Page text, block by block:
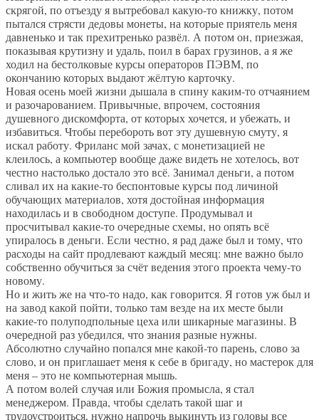
скрягой, по отъезду я вытребовал какую-то книжку, потом
пытался стрясти дедовы монеты, на которые приятель меня
давненько и так прехитренько развёл. А потом он, приезжая,
показывая крутизну и удаль, поил в барах грузинов, а я же
ходил на бестолковые курсы операторов ПЭВМ, по
окончанию которых выдают жёлтую карточку.
Новая осень моей жизни дышала в спину каким-то отчаянием
и разочарованием. Привычные, впрочем, состояния
душевного дискомфорта, от которых хочется, и убежать, и
избавиться. Чтобы перебороть вот эту душевную смуту, я
искал работу. Фриланс мой зачах, с монетизацией не
клеилось, а компьютер вообще даже видеть не хотелось, вот
честно настолько достало это всё. Занимал деньги, а потом
сливал их на какие-то беспонтовые курсы под личиной
обучающих материалов, хотя достойная информация
находилась и в свободном доступе. Продумывал и
просчитывал какие-то очередные схемы, но опять всё
упиралось в деньги. Если честно, я рад даже был и тому, что
расходы на сайт продлевают каждый месяц: мне важно было
собственно обучиться за счёт ведения этого проекта чему-то
новому.
Но и жить же на что-то надо, как говорится. Я готов уж был и
на завод какой пойти, только там везде на их месте были
какие-то полуподпольные цеха или шикарные магазины. В
очередной раз убедился, что знания разные нужны.
Абсолютно случайно попался мне какой-то парень, слово за
слово, и он приглашает меня к себе в бригаду, но мастерок для
меня – это не компьютерная мышь.
А потом волей случая или Божия промысла, я стал
менеджером. Правда, чтобы сделать такой шаг и
трудоустроиться, нужно напрочь выкинуть из головы все